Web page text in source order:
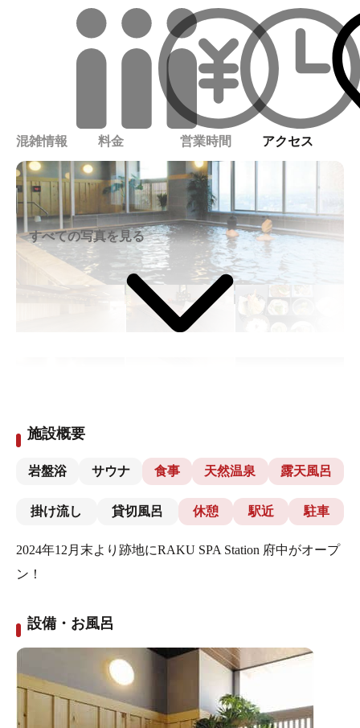
混雑情報 料金 営業時間 アクセス
すべての写真を見る
施設概要
岩盤浴 サウナ 食事 天然温泉 露天風呂
掛け流し 貸切風呂 休憩 駅近 駐車
2024年12月末より跡地にRAKU SPA Station 府中がオープ
ン！
設備・お風呂